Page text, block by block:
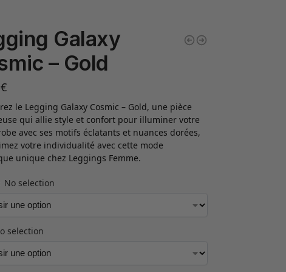
Galaxy
– Gold
€
le Legging Galaxy Cosmic – Gold, une pièce
qui allie style et confort pour illuminer votre
avec ses motifs éclatants et nuances dorées,
votre individualité avec cette mode
unique chez Leggings Femme.
No selection
selection